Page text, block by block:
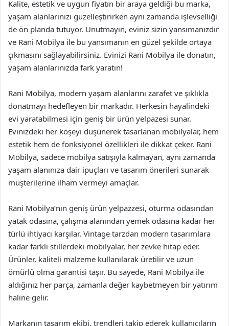
Kalite, estetik ve uygun fiyatın bir araya geldiği bu marka,
yaşam alanlarınızı güzelleştirirken aynı zamanda işlevselliği
de ön planda tutuyor. Unutmayın, eviniz sizin yansımanızdır
ve Rani Mobilya ile bu yansımanın en güzel şekilde ortaya
çıkmasını sağlayabilirsiniz. Evinizi Rani Mobilya ile donatın,
yaşam alanlarınızda fark yaratın!
Rani Mobilya, modern yaşam alanlarını zarafet ve şıklıkla
donatmayı hedefleyen bir markadır. Herkesin hayalindeki
evi yaratabilmesi için geniş bir ürün yelpazesi sunar.
Evinizdeki her köşeyi düşünerek tasarlanan mobilyalar, hem
estetik hem de fonksiyonel özellikleri ile dikkat çeker. Rani
Mobilya, sadece mobilya satışıyla kalmayan, aynı zamanda
yaşam alanınıza dair ipuçları ve tasarım önerileri sunarak
müşterilerine ilham vermeyi amaçlar.
Rani Mobilya’nın geniş ürün yelpazzesi, oturma odasından
yatak odasına, çalışma alanından yemek odasına kadar her
türlü ihtiyacı karşılar. Vintage tarzdan modern tasarımlara
kadar farklı stillerdeki mobilyalar, her zevke hitap eder.
Ürünler, kaliteli malzeme kullanılarak üretilir ve uzun
ömürlü olma garantisi taşır. Bu sayede, Rani Mobilya ile
aldığınız her parça, zamanla değer kaybetmeyen bir yatırım
haline gelir.
Markanın tasarım ekibi, trendleri takip ederek kullanıcıların